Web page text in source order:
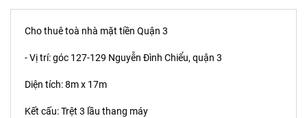
Cho thuê toà nhà mặt tiền Quận 3
- Vị trí: góc 127-129 Nguyễn Đình Chiểu, quận 3
Diện tích: 8m x 17m
Kết cấu: Trệt 3 lầu thang máy